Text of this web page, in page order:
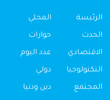
الرئيسة
الحدث
الاقتصادي
التكنولوجيا
المجتمع
المحلي
حوارات
عدد اليوم
دولي
دين ودنيا